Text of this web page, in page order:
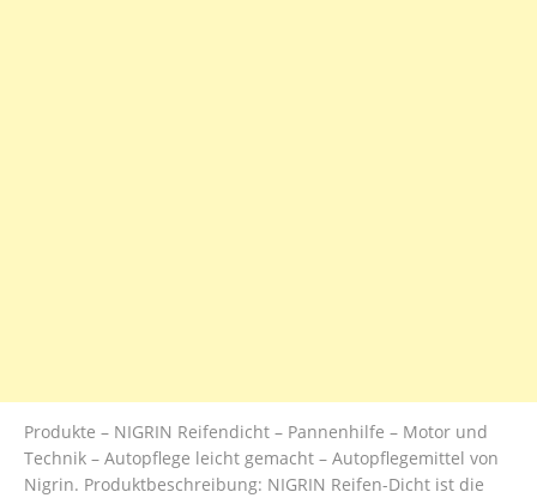
Produkte – NIGRIN Reifendicht – Pannenhilfe – Motor und
Technik – Autopflege leicht gemacht – Autopflegemittel von
Nigrin. Produktbeschreibung: NIGRIN Reifen-Dicht ist die